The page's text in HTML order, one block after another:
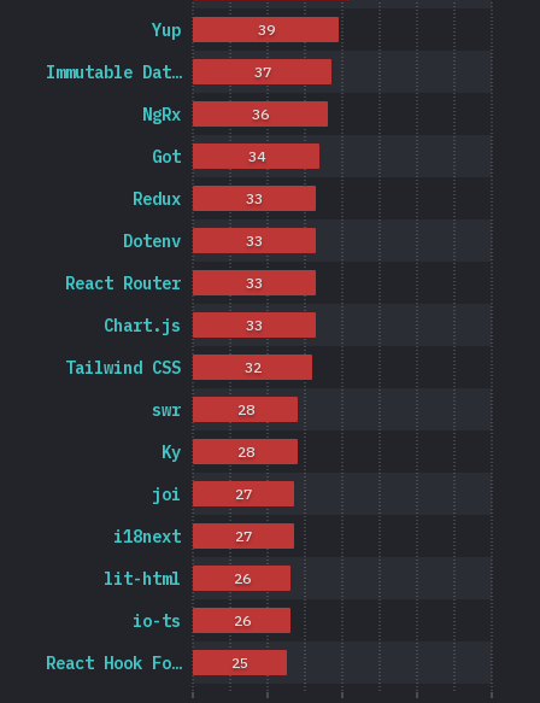
React Hook Fo…
io-ts
lit-html
i18next
joi
Ky
swr
Tailwind CSS
Chart.js
React Router
Dotenv
Redux
Got
NgRx
Immutable Dat…
Yup
25
26
26
27
27
28
28
32
33
33
33
33
34
36
37
39